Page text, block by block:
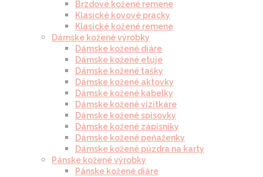
Brzdové kožené remene
Klasické kovové pracky
Klasické kožené remene
Dámske kožené výrobky
Dámske kožené diáre
Dámske kožené etuje
Dámske kožené tašky
Dámske kožené aktovky
Dámske kožené kabelky
Dámske kožené vizitkáre
Dámske kožené spisovky
Dámske kožené zápisníky
Dámske kožené peňaženky
Dámske kožené púzdra na karty
Pánske kožené výrobky
Pánske kožené diáre